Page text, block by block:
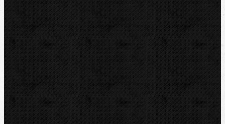
Platobná brána GOPAY